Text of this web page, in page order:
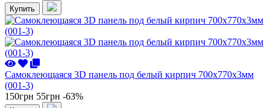
Купить
Самоклеющаяся 3D панель под белый кирпич 700x770x3мм
(001-3)
150грн 55грн -63%